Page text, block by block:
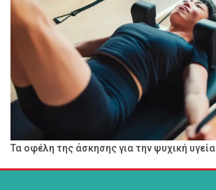
Τα οφέλη της άσκησης για την ψυχική υγεία